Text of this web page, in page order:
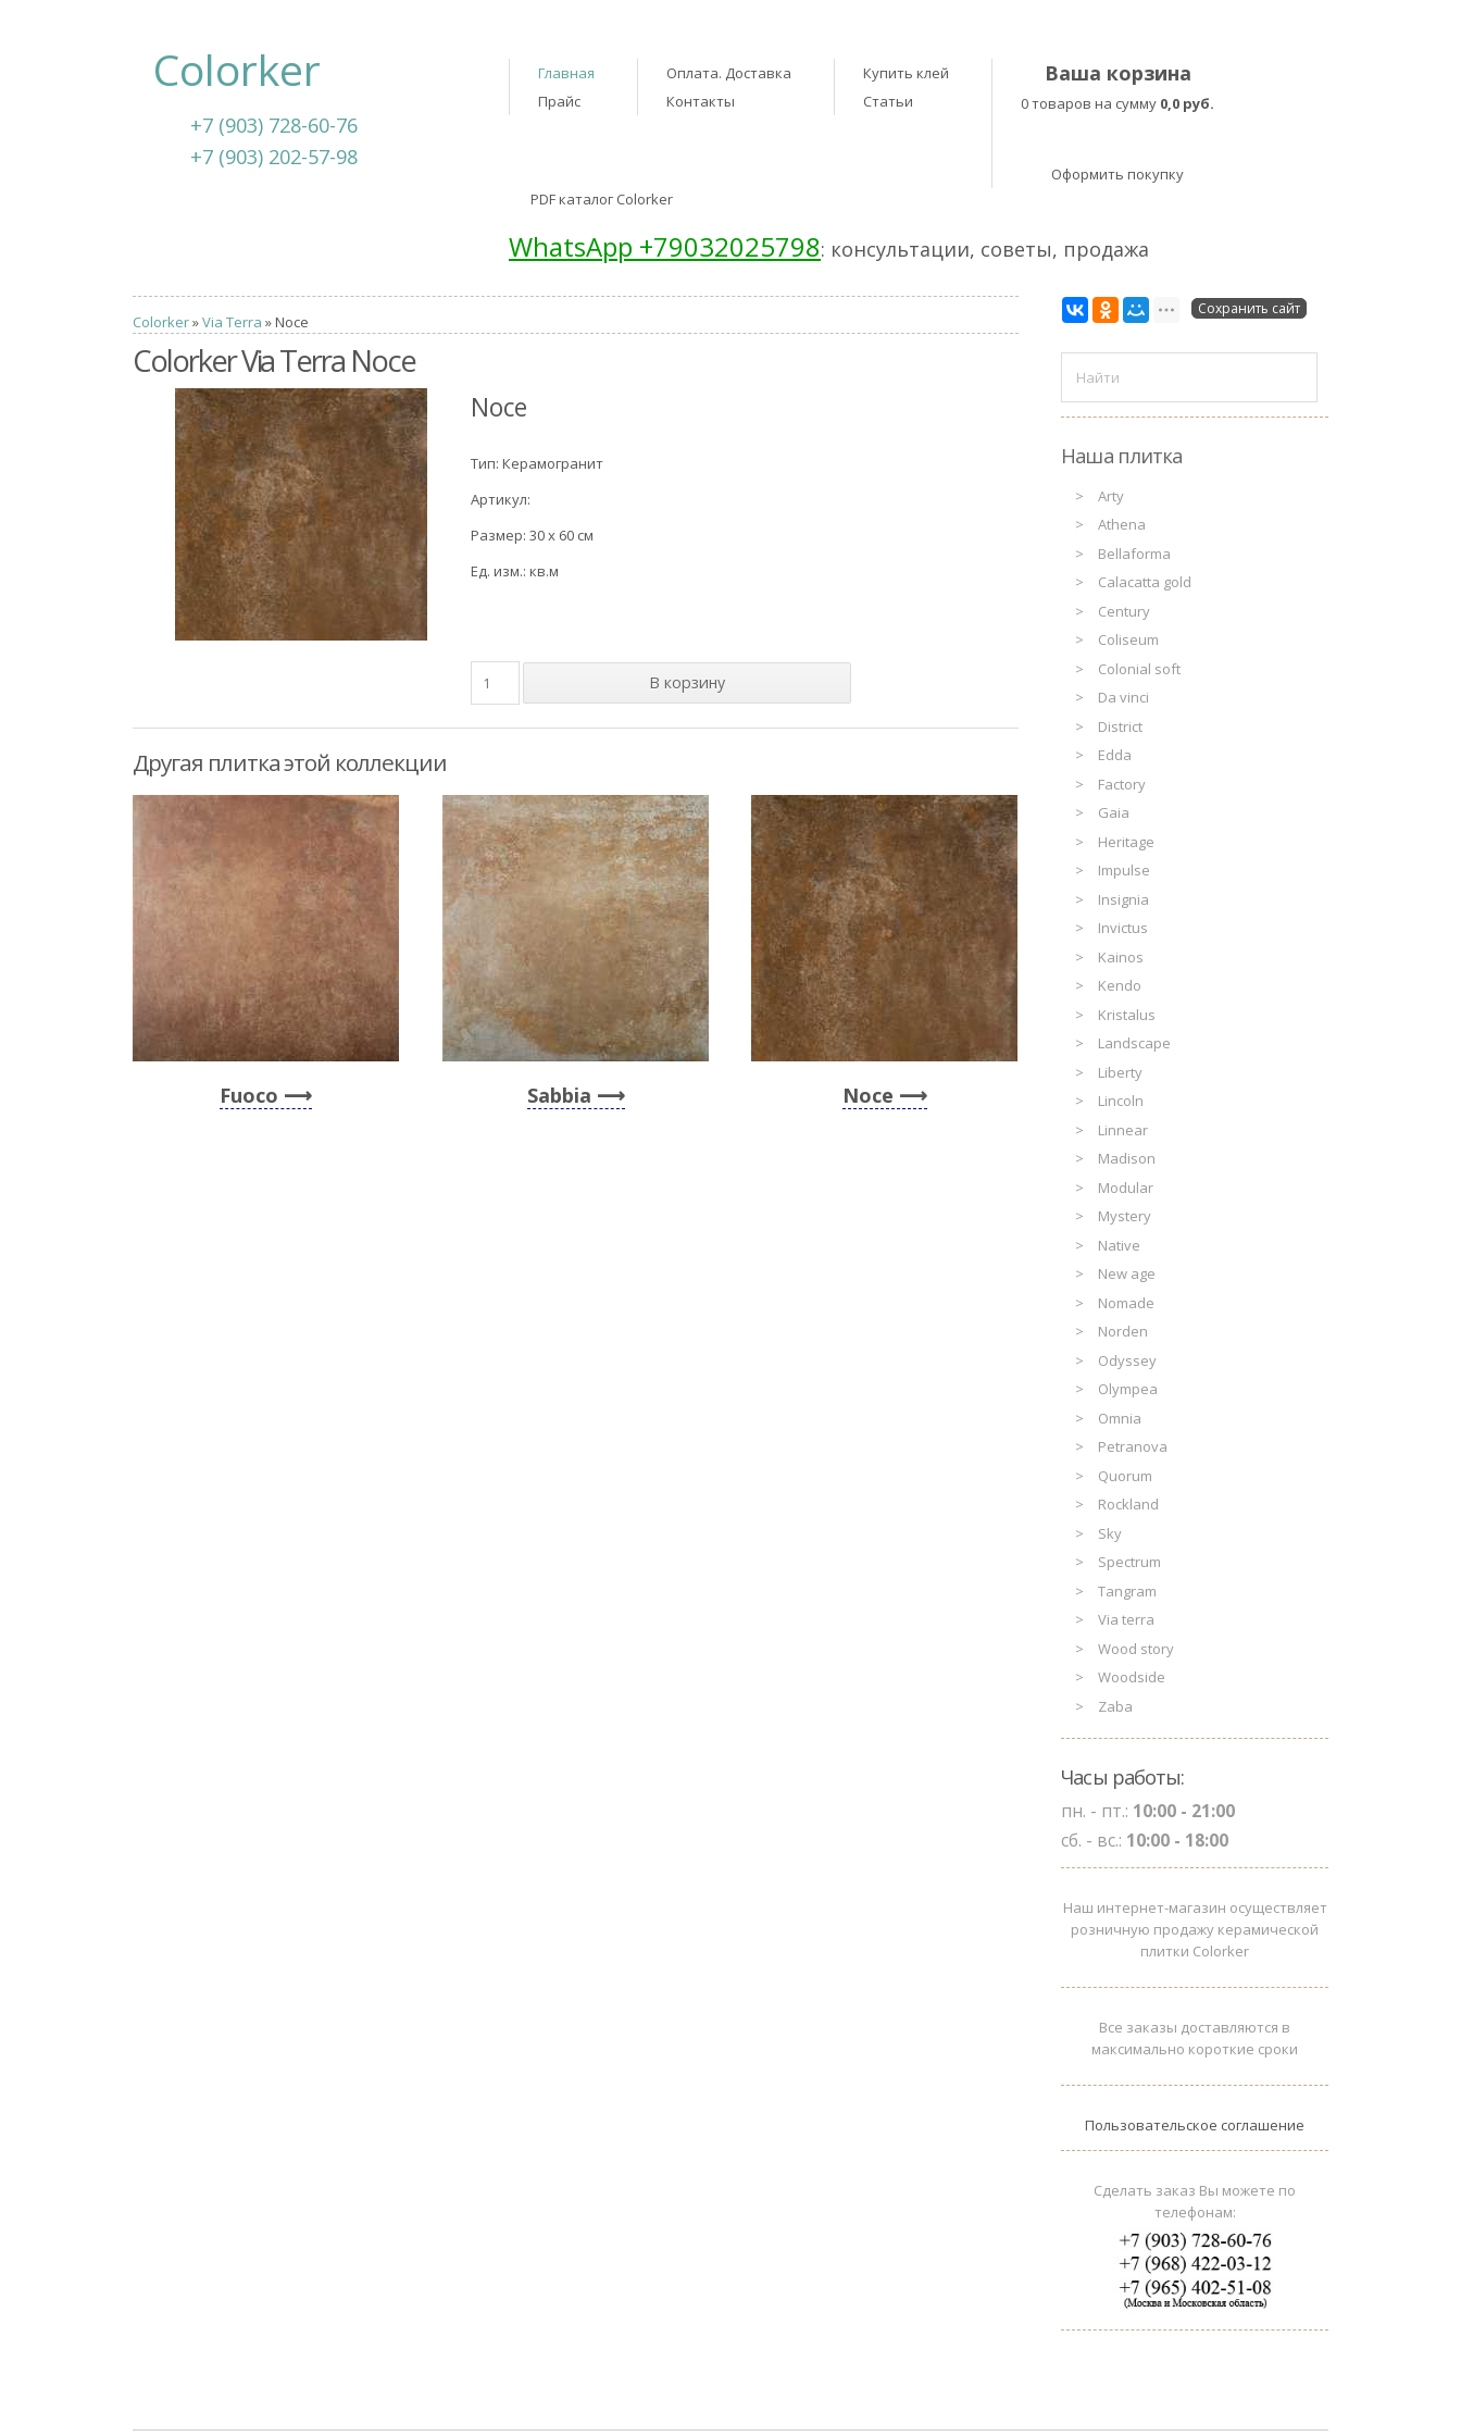
Colorker
+7 (903) 728-60-76
+7 (903) 202-57-98
Главная
Прайс
Оплата. Доставка
Контакты
Купить клей
Статьи
Ваша корзина
0 товаров на сумму 0,0 руб.
Оформить покупку
PDF каталог Colorker
WhatsApp +79032025798: консультации, советы, продажа
Colorker»Via Terra » Noce
Colorker Via Terra Noce
Noce
Тип: Керамогранит
Артикул:
Размер: 30 x 60 см
Ед. изм.: кв.м
Другая плитка этой коллекции
Fuoco Sabbia Noce
Сохранить сайт
Наша плитка
Arty
Athena
Bellaforma
Calacatta gold
Century
Coliseum
Colonial soft
Da vinci
District
Edda
Factory
Gaia
Heritage
Impulse
Insignia
Invictus
Kainos
Kendo
Kristalus
Landscape
Liberty
Lincoln
Linnear
Madison
Modular
Mystery
Native
New age
Nomade
Norden
Odyssey
Olympea
Omnia
Petranova
Quorum
Rockland
Sky
Spectrum
Tangram
Via terra
Wood story
Woodside
Zaba
Часы работы:
пн. - пт.: 10:00 - 21:00
сб. - вс.: 10:00 - 18:00
Наш интернет-магазин осуществляет
розничную продажу керамической
плитки Colorker
Все заказы доставляются в
максимально короткие сроки
Пользовательское соглашение
Сделать заказ Вы можете по
телефонам: